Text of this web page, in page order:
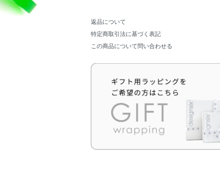
返品について
特定商取引法に基づく表記
この商品について問い合わせる